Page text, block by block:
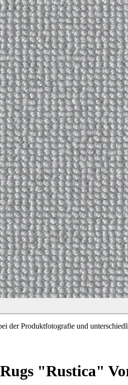
der Produktfotografie und
"Rustica"